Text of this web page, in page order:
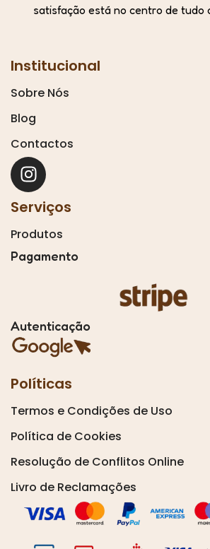
satisfação está no centro de tudo
Institucional
Sobre Nós
Blog
Contactos
Serviços
Produtos
Pagamento
Autenticação
Políticas
Termos e Condições de Uso
Política de Cookies
Resolução de Conflitos Online
Livro de Reclamações